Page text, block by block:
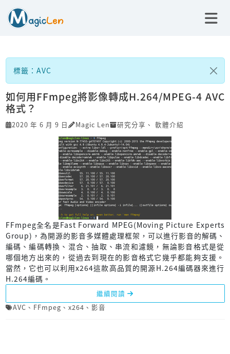
標籤：AVC
如何用FFmpeg將影像轉成H.264/MPEG-4 AVC
格式？
2020 年 6 月 9 日 Magic Len 研究分享 、 軟體介紹
FFmpeg全名是Fast Forward MPEG(Moving Picture Experts
Group)，為開源的影音多媒體處理框架，可以進行影音的解碼、
編碼、編碼轉換、混合、抽取、串流和濾鏡，無論影音格式是從
哪個地方出來的，從過去到現在的影音格式它幾乎都能夠支援。
當然，它也可以利用x264這款高品質的開源H.264編碼器來進行
H.264編碼。
繼續閱讀
AVC 、 FFmpeg 、 x264 、 影音